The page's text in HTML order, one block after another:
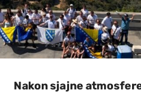
Nakon sjajne